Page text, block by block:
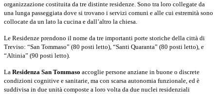
organizzazione costituita da tre distinte residenze. Sono tra loro collegate da
una lunga passeggiata dove si trovano i servizi comuni e alle cui estremità sono
collocate da un lato la cucina e dall’altro la chiesa.
Le Residenze prendono il nome da tre importanti porte storiche della città di
Treviso: “San Tommaso” (80 posti letto), “Santi Quaranta” (80 posti letto), e
“Altinia” (90 posti letto).
La Residenza San Tommaso accoglie persone anziane in buone o discrete
condizioni cognitive e sanitarie, ma con scarsa autonomia funzionale, ed è
suddivisa in due unità composte a loro volta da due nuclei residenziali